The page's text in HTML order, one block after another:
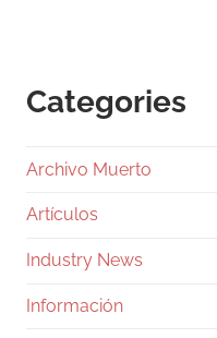
Categories
Archivo Muerto
Artículos
Industry News
Información